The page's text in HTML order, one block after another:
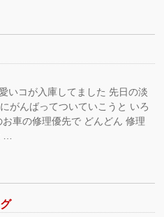
いコが入庫してました 先日の淡
がんばってついていこうと いろ
車の修理優先で どんどん 修理
…